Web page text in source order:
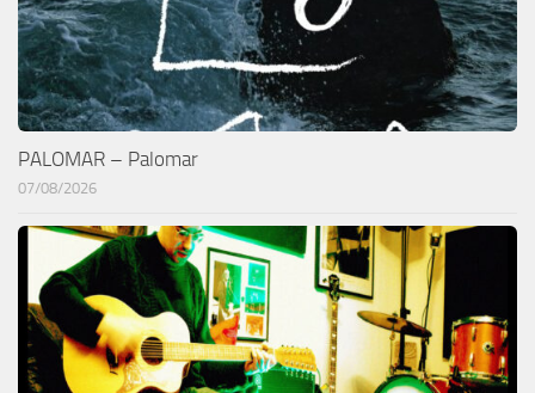
PALOMAR – Palomar
07/08/2026